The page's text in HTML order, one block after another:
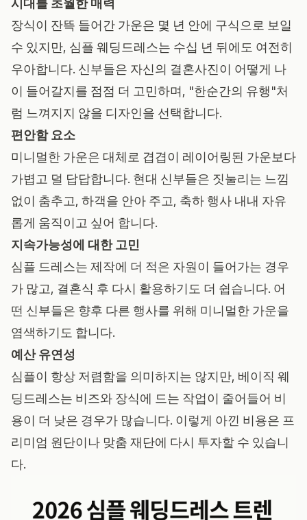
시대를 초월한 매력
장식이 잔뜩 들어간 가운은 몇 년 안에 구식으로 보일
수 있지만, 심플 웨딩드레스는 수십 년 뒤에도 여전히
우아합니다. 신부들은 자신의 결혼사진이 어떻게 나
이 들어갈지를 점점 더 고민하며, "한순간의 유행"처
럼 느껴지지 않을 디자인을 선택합니다.
편안함 요소
미니멀한 가운은 대체로 겹겹이 레이어링된 가운보다
가볍고 덜 답답합니다. 현대 신부들은 짓눌리는 느낌
없이 춤추고, 하객을 안아 주고, 축하 행사 내내 자유
롭게 움직이고 싶어 합니다.
지속가능성에 대한 고민
심플 드레스는 제작에 더 적은 자원이 들어가는 경우
가 많고, 결혼식 후 다시 활용하기도 더 쉽습니다. 어
떤 신부들은 향후 다른 행사를 위해 미니멀한 가운을
염색하기도 합니다.
예산 유연성
심플이 항상 저렴함을 의미하지는 않지만, 베이직 웨
딩드레스는 비즈와 장식에 드는 작업이 줄어들어 비
용이 더 낮은 경우가 많습니다. 이렇게 아낀 비용은 프
리미엄 원단이나 맞춤 재단에 다시 투자할 수 있습니
다.